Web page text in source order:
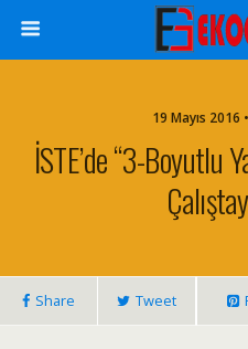
19 Mayıs 2016
İSTE’de “3-Boyutlu
Share Tweet